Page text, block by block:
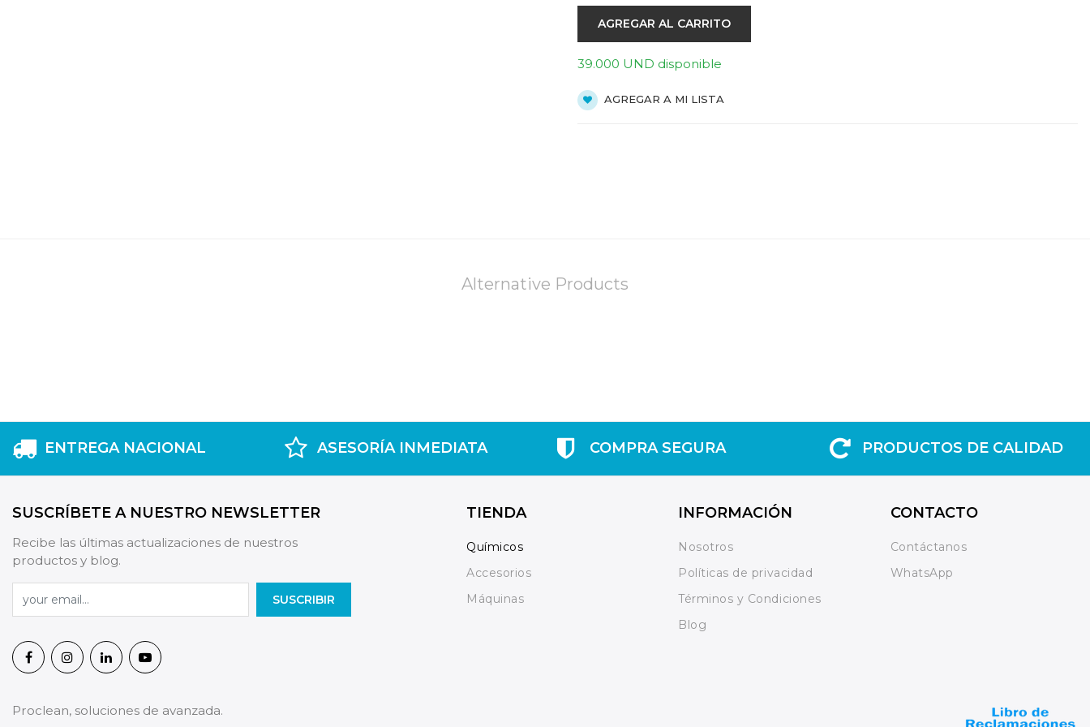
AGREGAR AL CARRITO
39.000 UND disponible
AGREGAR A MI LISTA
Alternative Products
ENTREGA NACIONAL ASESORÍA INMEDIATA COMPRA SEGURA PRODUCTOS DE CALIDAD
SUSCRÍBETE A NUESTRO NEWSLETTER
Recibe las últimas actualizaciones de nuestros
productos y blog.
SUSCRIBIR
TIENDA
Químicos
Accesorios
Máquinas
INFORMACIÓN
Nosotros
Políticas de privacidad
Términos y Condiciones
Blog
CONTACTO
Contáctanos
WhatsApp
Proclean, soluciones de avanzada.